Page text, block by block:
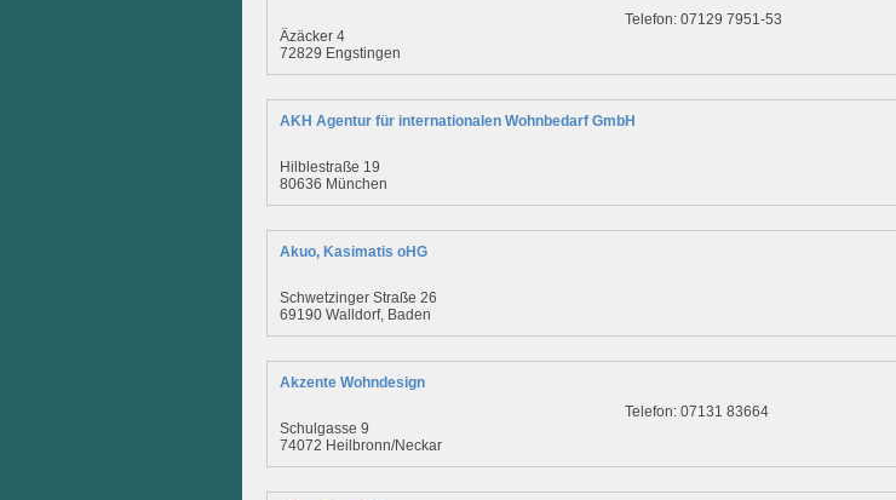
Äzäcker 4
72829 Engstingen
Telefon: 07129 7951-53
AKH Agentur für internationalen Wohnbedarf GmbH
Hilblestraße 19
80636 München
Akuo, Kasimatis oHG
Schwetzinger Straße 26
69190 Walldorf, Baden
Akzente Wohndesign
Schulgasse 9
74072 Heilbronn/Neckar
Telefon: 07131 83664